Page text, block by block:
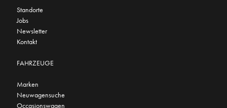
Standorte
Jobs
Newsletter
Kontakt
FAHRZEUGE
Marken
Neuwagensuche
Occasionswagen